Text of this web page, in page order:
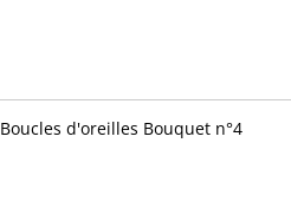
Boucles d'oreilles Bouquet n°4